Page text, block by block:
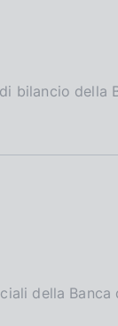
bilancio della
della Banca